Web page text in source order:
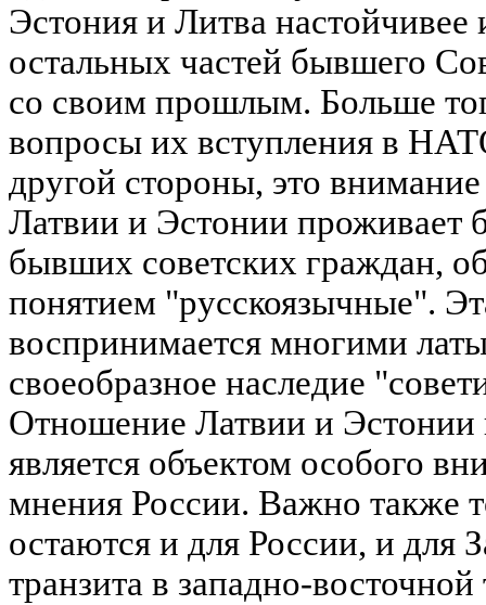
Эстония и Литва настойчивее
остальных частей бывшего
со своим прошлым. Больше
вопросы их вступления в
другой стороны, это
Латвии и Эстонии проживает
бывших советских граждан,
понятием "русскоязычные".
воспринимается многими
своеобразное наследие
Отношение Латвии и Эстонии
является объектом особого
мнения России. Важно также
остаются и для России, и для
транзита в западно-восточной